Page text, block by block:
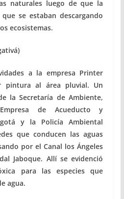
naturales luego de que la
se estaban descargando
ecosistemas.
a la empresa Printer
pintura al área pluvial. Un
la Secretaría de Ambiente,
de Acueducto y
y la Policía Ambiental
que conducen las aguas
por el Canal los Ángeles
Jaboque. Allí se evidenció
para las especies que
agua.